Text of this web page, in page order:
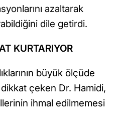
azaltarak
dile getirdi.
KURTARIYOR
büyük ölçüde
çeken Dr. Hamidi,
ihmal edilmemesi